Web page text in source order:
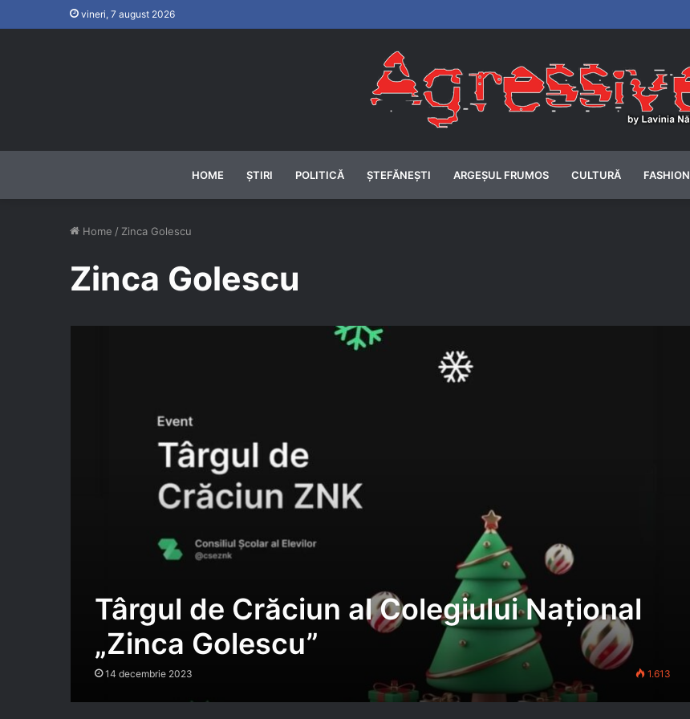
vineri, 7 august 2026
HOME ȘTIRI POLITICĂ ȘTEFĂNEȘTI ARGEȘUL FRUMOS CULTURĂ FASHION
Home / Zinca Golescu
Zinca Golescu
Târgul de Crăciun al Colegiului Național
„Zinca Golescu”
14 decembrie 2023 1.613